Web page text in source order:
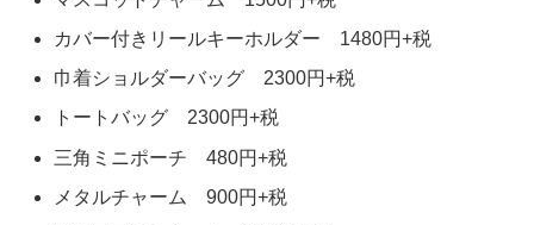
カバー付きリールキーホルダー 1480円+税
巾着ショルダーバッグ 2300円+税
トートバッグ 2300円+税
三角ミニポーチ 480円+税
メタルチャーム 900円+税